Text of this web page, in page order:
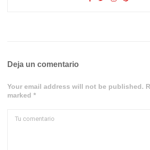
Deja un comentario
Your email address will not be published.
marked *